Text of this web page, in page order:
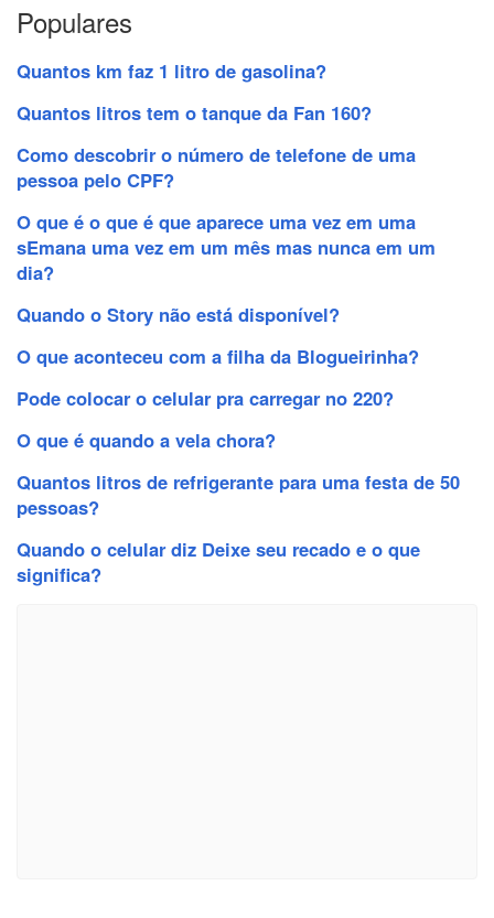
Populares
Quantos km faz 1 litro de gasolina?
Quantos litros tem o tanque da Fan 160?
Como descobrir o número de telefone de uma
pessoa pelo CPF?
O que é o que é que aparece uma vez em uma
sEmana uma vez em um mês mas nunca em um
dia?
Quando o Story não está disponível?
O que aconteceu com a filha da Blogueirinha?
Pode colocar o celular pra carregar no 220?
O que é quando a vela chora?
Quantos litros de refrigerante para uma festa de 50
pessoas?
Quando o celular diz Deixe seu recado e o que
significa?